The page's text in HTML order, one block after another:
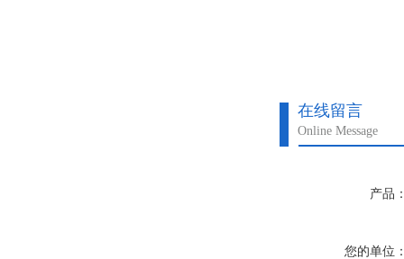
在线留言
Online Message
产品
您的单位